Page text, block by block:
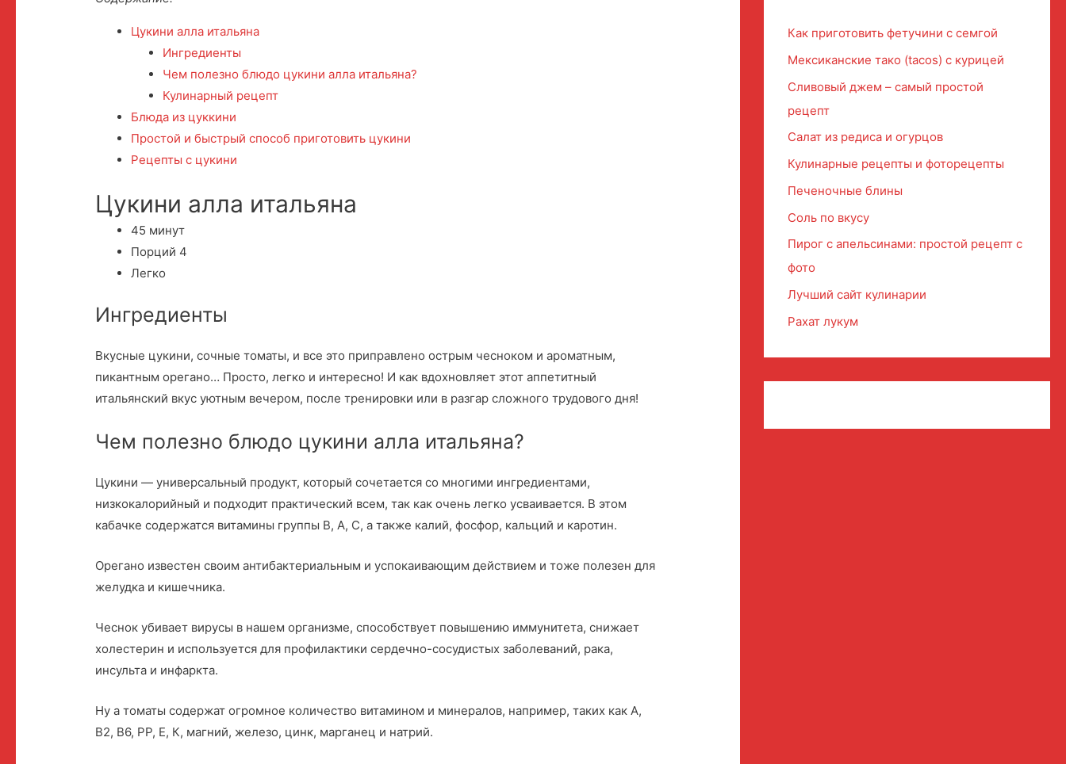
Цукини алла итальяна
Ингредиенты
Чем полезно блюдо цукини алла итальяна?
Кулинарный рецепт
Блюда из цуккини
Простой и быстрый способ приготовить цукини
Рецепты с цукини
Цукини алла итальяна
45 минут
Порций 4
Легко
Ингредиенты
Вкусные цукини, сочные томаты, и все это приправлено острым чесноком и ароматным,
пикантным орегано… Просто, легко и интересно! И как вдохновляет этот аппетитный
итальянский вкус уютным вечером, после тренировки или в разгар сложного трудового дня!
Чем полезно блюдо цукини алла итальяна?
Цукини — универсальный продукт, который сочетается со многими ингредиентами,
низкокалорийный и подходит практический всем, так как очень легко усваивается. В этом
кабачке содержатся витамины группы B, А, С, а также калий, фосфор, кальций и каротин.
Орегано известен своим антибактериальным и успокаивающим действием и тоже полезен для
желудка и кишечника.
Чеснок убивает вирусы в нашем организме, способствует повышению иммунитета, снижает
холестерин и используется для профилактики сердечно-сосудистых заболеваний, рака,
инсульта и инфаркта.
Ну а томаты содержат огромное количество витамином и минералов, например, таких как A,
B2, B6, PP, E, К, магний, железо, цинк, марганец и натрий.
Как приготовить фетучини с семгой
Мексиканские тако (tacos) с курицей
Сливовый джем – самый простой
рецепт
Салат из редиса и огурцов
Кулинарные рецепты и фоторецепты
Печеночные блины
Соль по вкусу
Пирог с апельсинами: простой рецепт с
фото
Лучший сайт кулинарии
Рахат лукум